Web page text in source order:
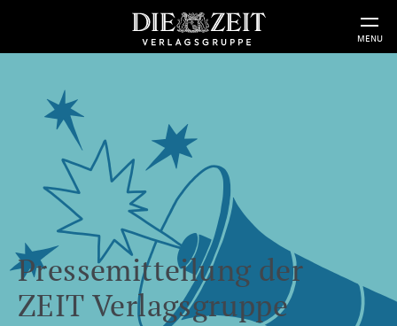
MENU
Pressemitteilung der
ZEIT Verlagsgruppe